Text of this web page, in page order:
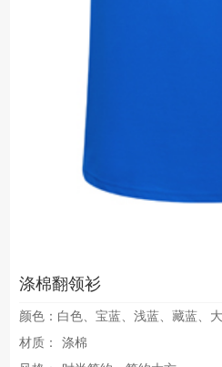
涤棉翻领衫
颜色：白色、宝蓝、浅蓝、藏蓝、
材质：
涤棉